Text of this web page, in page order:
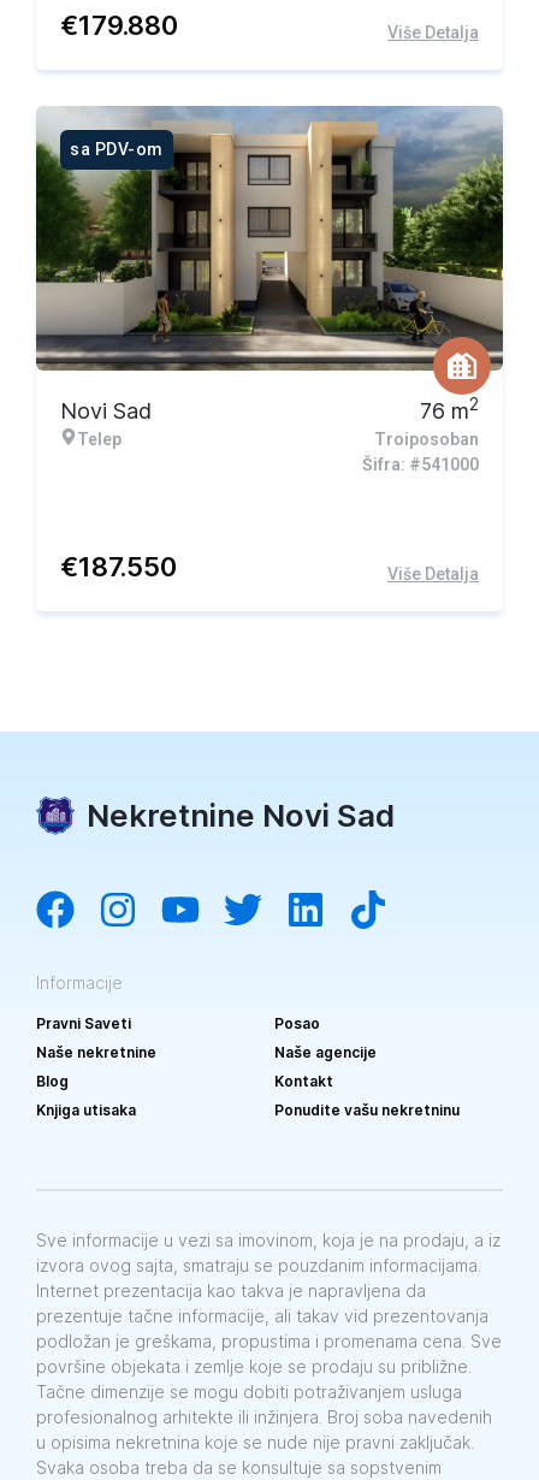
€179.880 Više Detalja
sa PDV-om
Novi Sad
Telep
76 m2
Troiposoban
Šifra: #541000
€187.550 Više Detalja
Nekretnine Novi Sad
Informacije
Pravni Saveti
Posao
Naše nekretnine
Naše agencije
Blog
Kontakt
Knjiga utisaka
Ponudite vašu nekretninu
Sve informacije u vezi sa imovinom, koja je na prodaju, a iz
izvora ovog sajta, smatraju se pouzdanim informacijama.
Internet prezentacija kao takva je napravljena da
prezentuje tačne informacije, ali takav vid prezentovanja
podložan je greškama, propustima i promenama cena. Sve
površine objekata i zemlje koje se prodaju su približne.
Tačne dimenzije se mogu dobiti potraživanjem usluga
profesionalnog arhitekte ili inžinjera. Broj soba navedenih
u opisima nekretnina koje se nude nije pravni zaključak.
Svaka osoba treba da se konsultuje sa sopstvenim